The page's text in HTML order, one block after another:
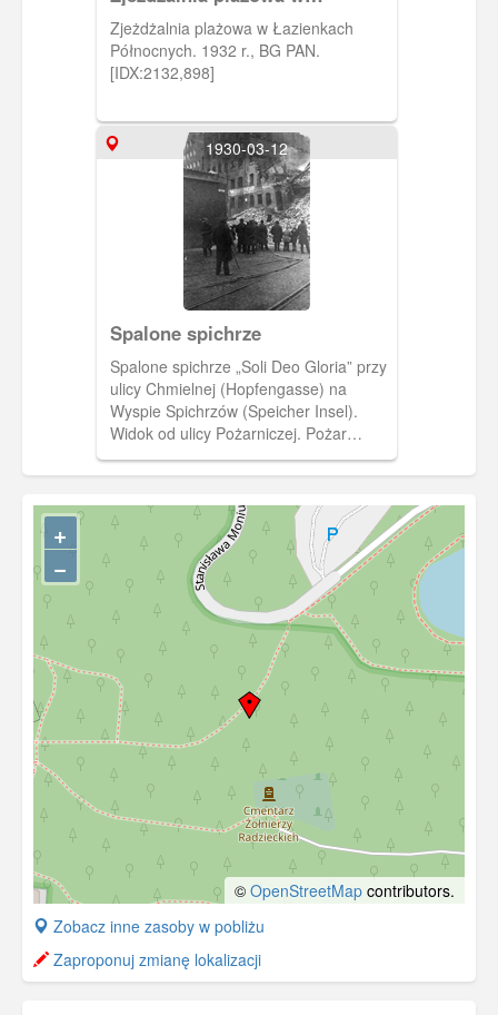
Łazienkach Północnych.
Zjeżdżalnia plażowa w Łazienkach
Północnych. 1932 r., BG PAN.
[IDX:2132,898]
1930-03-12
Spalone spichrze
Spalone spichrze „Soli Deo Gloria” przy
ulicy Chmielnej (Hopfengasse) na
Wyspie Spichrzów (Speicher Insel).
Widok od ulicy Pożarniczej. Pożar
wybuchł 12 marca 1930 roku. Spichrze
paliły się trzy dni.(1930)
[IDX:1323,1354]
+
−
© OpenStreetMap contributors.
+
−
Zobacz inne zasoby w pobliżu
Zaproponuj zmianę lokalizacji